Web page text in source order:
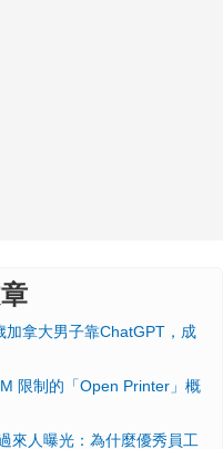
拿大男子靠ChatGPT，成
限制的「Open Printer」概
來人曝光：為什麼優秀員工